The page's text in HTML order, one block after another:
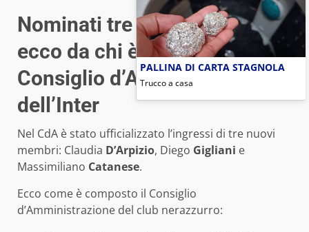
Nominati tre nuovi membri:
ecco da chi è composto il
Consiglio d’Amministrazione
dell’Inter
Nel CdA è stato ufficializzato l’ingressi di tre nuovi
membri: Claudia D’Arpizio, Diego Gigliani e
Massimiliano Catanese.
Ecco come è composto il Consiglio
d’Amministrazione del club nerazzurro:
PALLINA DI CARTA STAGNOLA
Trucco a casa